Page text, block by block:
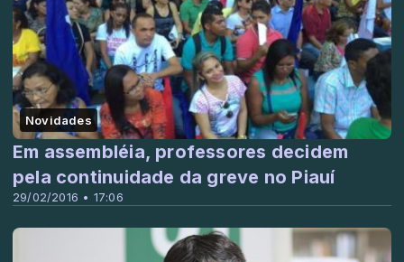
Novidades
29/02/2016 • 17:06
Em assembléia, professores decidem
pela continuidade da greve no Piauí